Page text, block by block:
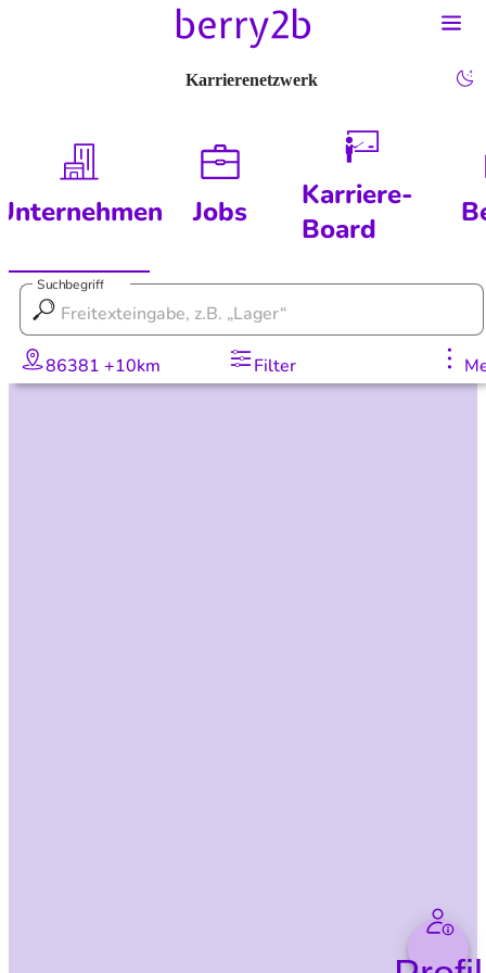
Karrierenetzwerk
Jobs
Karriere-
Board
Suchbegriff
86381 +10km Filter